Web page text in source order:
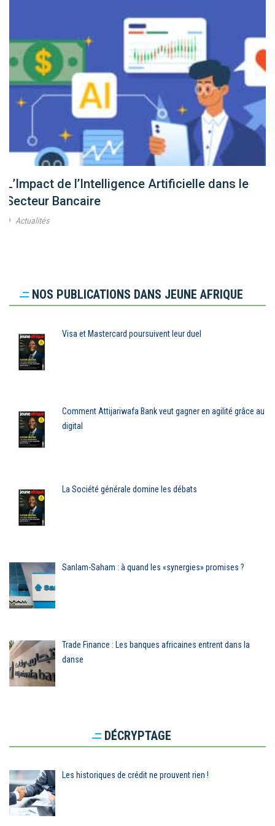
L’Impact de l’Intelligence Artificielle dans le
Secteur Bancaire
Actualités
NOS PUBLICATIONS DANS JEUNE AFRIQUE
Visa et Mastercard poursuivent leur duel
Comment Attijariwafa Bank veut gagner en agilité grâce au
digital
La Société générale domine les débats
Sanlam-Saham : à quand les «synergies» promises ?
Trade Finance : Les banques africaines entrent dans la
danse
DÉCRYPTAGE
Les historiques de crédit ne prouvent rien !